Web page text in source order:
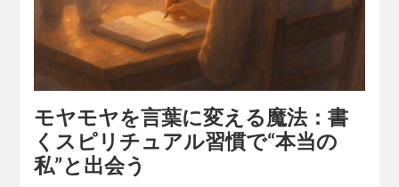
モヤモヤを言葉に変える魔法：書
くスピリチュアル習慣で“本当の
私”と出会う